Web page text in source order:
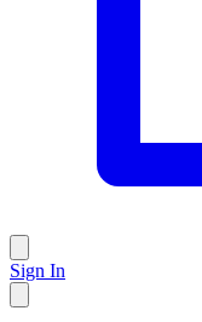
Sign In